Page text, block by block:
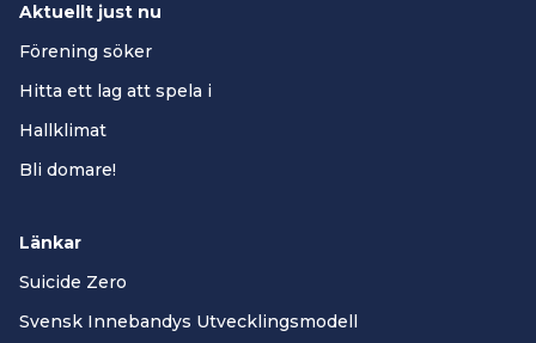
Aktuellt just nu
Förening söker
Hitta ett lag att spela i
Hallklimat
Bli domare!
Länkar
Suicide Zero
Svensk Innebandys Utvecklingsmodell